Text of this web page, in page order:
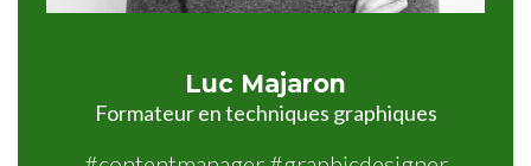
Luc Majaron
Formateur en techniques graphiques